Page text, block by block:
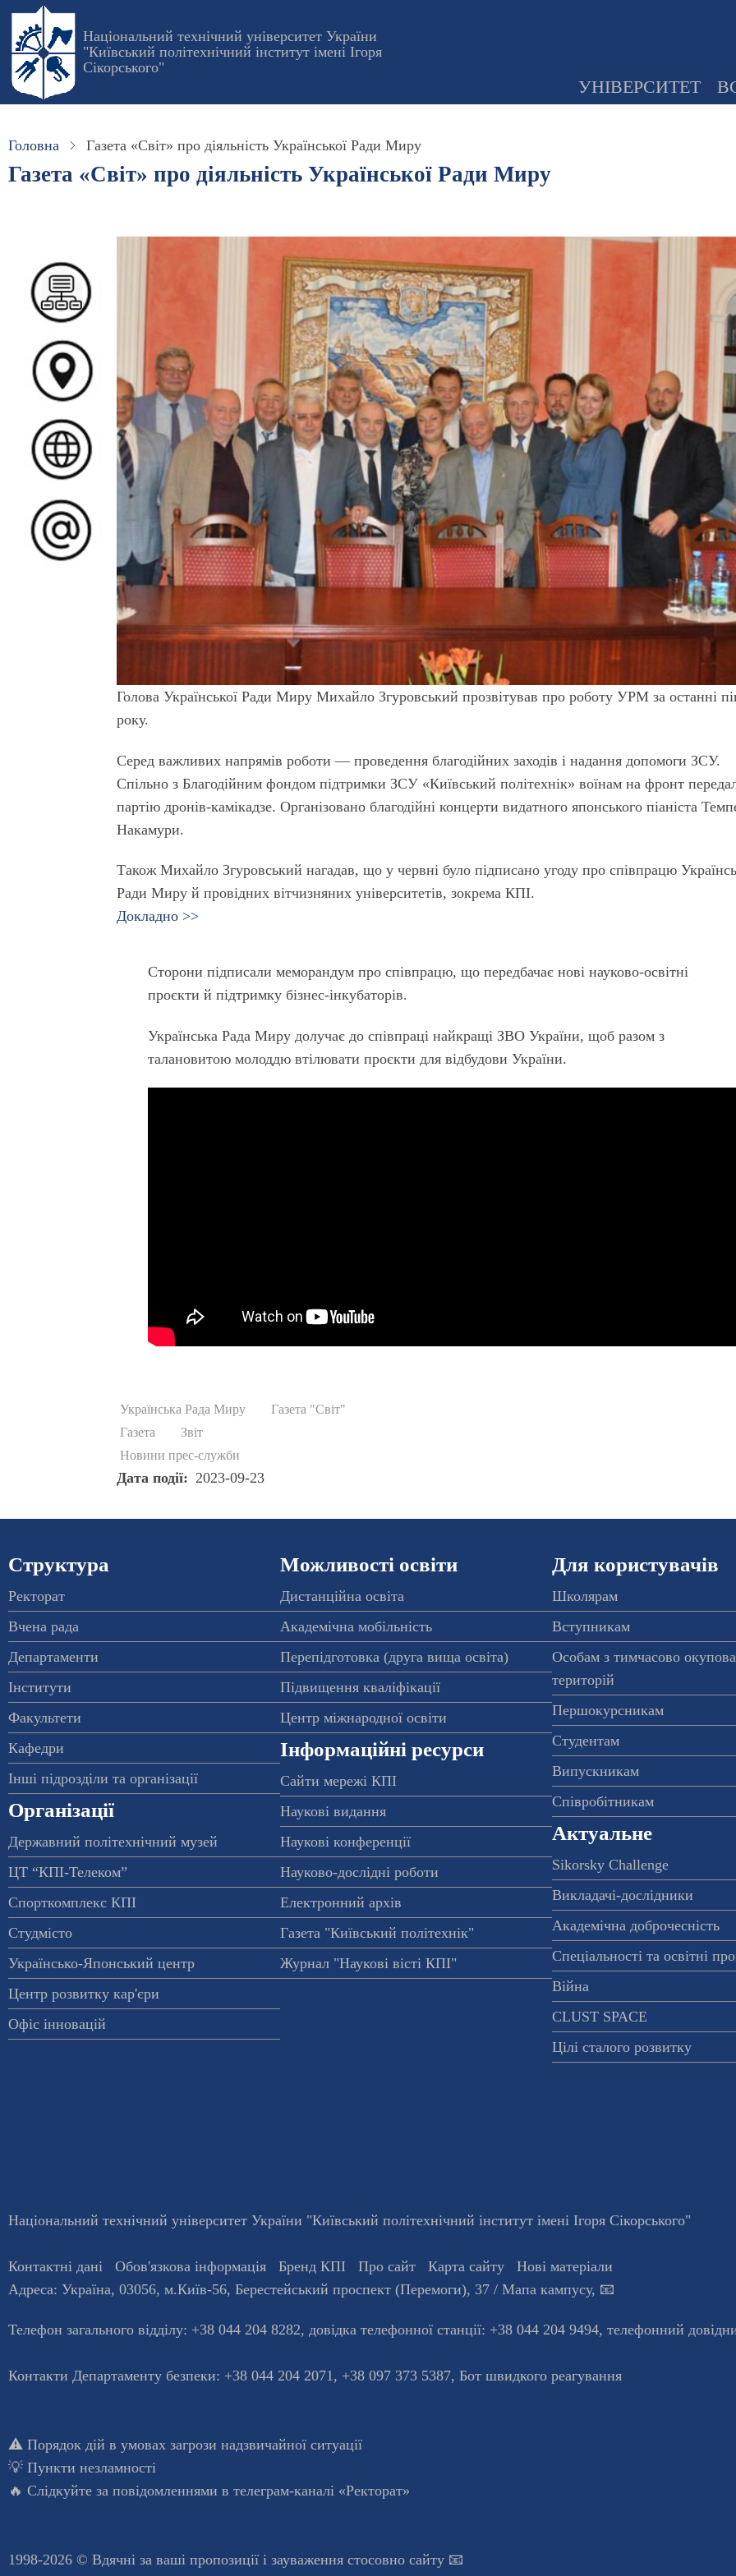
Перейти
основного
вмісту
Національний технічний університет України
"Київський політехнічний інститут імені Ігоря
Сікорського"
УНІВЕРСИТЕТ
Головна Газета «Світ» про діяльність Української Ради Миру
Газета «Світ» про діяльність Української Ради Миру
Голова Української Ради Миру Михайло Згуровський прозвітував про роботу УРМ за останні
року.
Серед важливих напрямів роботи — проведення благодійних заходів і надання допомоги ЗСУ.
Спільно з Благодійним фондом підтримки ЗСУ «Київський політехнік» воїнам на фронт
партію дронів-камікадзе. Організовано благодійні концерти видатного японського піаніста
Накамури.
Також Михайло Згуровський нагадав, що у червні було підписано угоду про співпрацю
Ради Миру й провідних вітчизняних університетів, зокрема КПІ.
Докладно >>
Сторони підписали меморандум про співпрацю, що передбачає нові науково-освітні
проєкти й підтримку бізнес-інкубаторів.
Українська Рада Миру долучає до співпраці найкращі ЗВО України, щоб разом з
талановитою молоддю втілювати проєкти для відбудови України.
Українська Рада Миру
Газета "Світ"
Газета
Звіт
Новини прес-служби
Дата події 2023-09-23
Структура
Ректорат
Вчена рада
Департаменти
Інститути
Факультети
Кафедри
Інші підрозділи та організації
Організації
Державний політехнічний музей
ЦТ “КПІ-Телеком”
Спорткомплекс КПІ
Студмісто
Українсько-Японський центр
Центр розвитку кар'єри
Офіс інновацій
Можливості освіти
Дистанційна освіта
Академічна мобільність
Перепідготовка (друга вища освіта)
Підвищення кваліфікації
Центр міжнародної освіти
Інформаційні ресурси
Сайти мережі КПІ
Наукові видання
Наукові конференції
Науково-дослідні роботи
Електронний архів
Газета "Київський політехнік"
Журнал "Наукові вісті КПІ"
Для користувачів
Школярам
Вступникам
Особам з тимчасово
територій
Першокурсникам
Студентам
Випускникам
Співробітникам
Актуальне
Sikorsky Challenge
Викладачі-дослідники
Академічна доброчесність
Спеціальності та освітні
Війна
CLUST SPACE
Цілі сталого розвитку
Національний технічний університет України "Київський політехнічний інститут імені Ігоря Сікорського"
Контактні дані Обов'язкова інформація Бренд КПІ Про сайт Карта сайту
Нові матеріали
Адреса: Україна, 03056, м.Київ-56, Берестейський проспект (Перемоги), 37 / Мапа кампусу, 📧
Телефон загального відділу: +38 044 204 8282, довiдка телефонної станцiї: +38 044 204 9494, телефонний
Контакти Департаменту безпеки: +38 044 204 2071, +38 097 373 5387, Бот швидкого реагування
⚠️ Порядок дій в умовах загрози надзвичайної ситуації
💡 Пункти незламності
🔥 Слідкуйте за повідомленнями в телеграм-каналі «Ректорат»
1998-2026 © Вдячні за ваші пропозиції і зауваження стосовно сайту 📧